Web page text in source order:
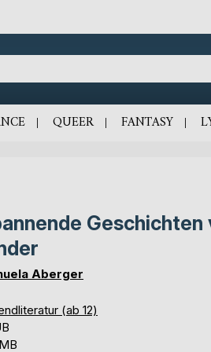
QUEER FANTASY
Aberger
(ab 12)